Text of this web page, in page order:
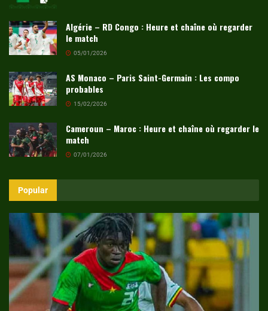
Algérie – RD Congo : Heure et chaîne où regarder
le match
05/01/2026
AS Monaco – Paris Saint-Germain : Les compo
probables
15/02/2026
Cameroun – Maroc : Heure et chaîne où regarder le
match
07/01/2026
Popular